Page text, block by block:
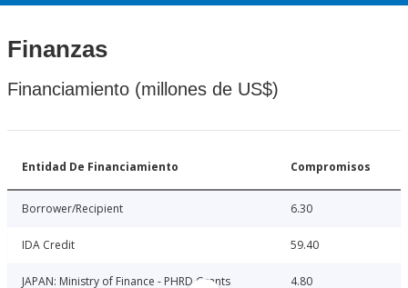
Finanzas
Financiamiento (millones de US$)
Entidad De Financiamiento Compromisos
Borrower/Recipient 6.30
IDA Credit 59.40
JAPAN: Ministry of Finance - PHRD Grants 4.80